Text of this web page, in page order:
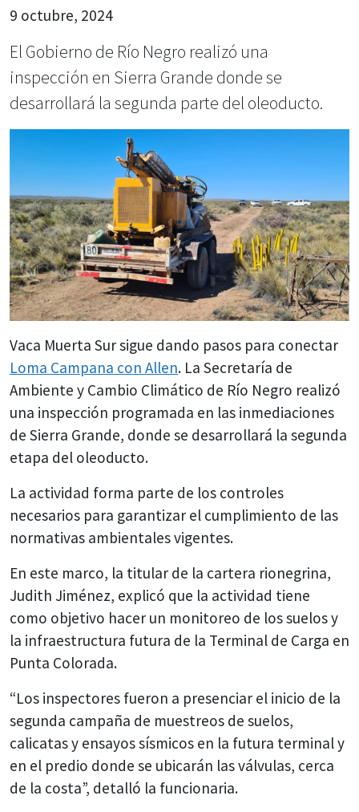
9 octubre, 2024
El Gobierno de Río Negro realizó una
inspección en Sierra Grande donde se
desarrollará la segunda parte del oleoducto.
Vaca Muerta Sur sigue dando pasos para conectar
Loma Campana con Allen. La Secretaría de
Ambiente y Cambio Climático de Río Negro realizó
una inspección programada en las inmediaciones
de Sierra Grande, donde se desarrollará la segunda
etapa del oleoducto.
La actividad forma parte de los controles
necesarios para garantizar el cumplimiento de las
normativas ambientales vigentes.
En este marco, la titular de la cartera rionegrina,
Judith Jiménez, explicó que la actividad tiene
como objetivo hacer un monitoreo de los suelos y
la infraestructura futura de la Terminal de Carga en
Punta Colorada.
“Los inspectores fueron a presenciar el inicio de la
segunda campaña de muestreos de suelos,
calicatas y ensayos sísmicos en la futura terminal y
en el predio donde se ubicarán las válvulas, cerca
de la costa”, detalló la funcionaria.